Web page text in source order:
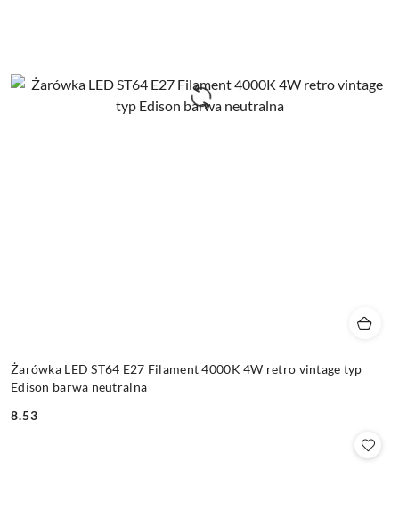
Żarówka LED ST64 E27 Filament 4000K 4W retro vintage typ
Edison barwa neutralna
Cena:
8.53